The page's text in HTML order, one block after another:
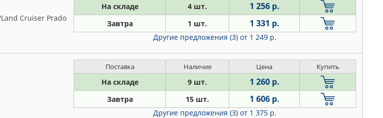
Cruiser Prado
На складе 4 шт. 1 256 р.
Завтра 1 шт. 1 331 р.
Другие предложения (3) от 1 249 р.
Поставка Наличие Цена Купить
На складе 9 шт. 1 260 р.
Завтра 15 шт. 1 606 р.
Другие предложения (3) от 1 375 р.